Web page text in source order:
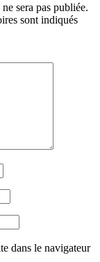
sera pas publiée.
sont indiqués
dans le navigateur